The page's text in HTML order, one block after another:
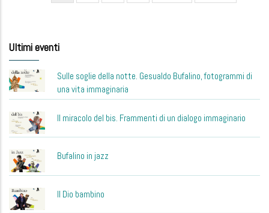
page
page
page
Ultimi eventi
Sulle soglie della notte. Gesualdo Bufalino, fotogrammi di
una vita immaginaria
Il miracolo del bis. Frammenti di un dialogo immaginario
Bufalino in jazz
Il Dio bambino